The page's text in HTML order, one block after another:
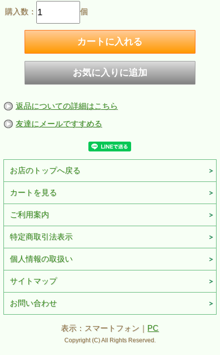
購入数： 個
返品についての詳細はこちら
友達にメールですすめる
お店のトップへ戻る
カートを見る
ご利用案内
特定商取引法表示
個人情報の取扱い
サイトマップ
お問い合わせ
表示：スマートフォン｜ PC
Copyright (C) All Rights Reserved.